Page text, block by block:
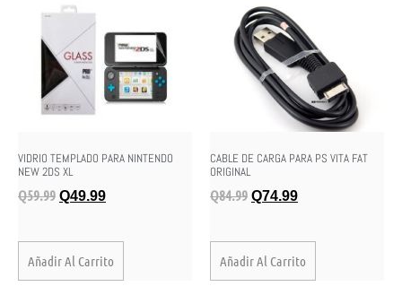
VIDRIO TEMPLADO PARA NINTENDO
NEW 2DS XL
Q59.99 Q49.99
Añadir Al Carrito
CABLE DE CARGA PARA PS VITA FAT
ORIGINAL
Q84.99 Q74.99
Añadir Al Carrito